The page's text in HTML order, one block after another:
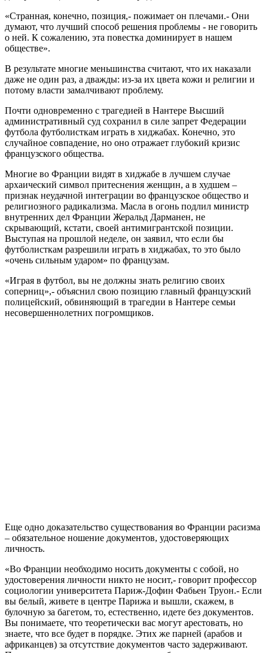
«Странная, конечно, позиция,- пожимает он плечами.- Они
думают, что лучший способ решения проблемы - не говорить
о ней. К сожалению, эта повестка доминирует в нашем
обществе».
В результате многие меньшинства считают, что их наказали
даже не один раз, а дважды: из-за их цвета кожи и религии и
потому власти замалчивают проблему.
Почти одновременно с трагедией в Нантере Высший
административный суд сохранил в силе запрет Федерации
футбола футболисткам играть в хиджабах. Конечно, это
случайное совпадение, но оно отражает глубокий кризис
французского общества.
Многие во Франции видят в хиджабе в лучшем случае
архаический символ притеснения женщин, а в худшем –
признак неудачной интеграции во французское общество и
религиозного радикализма. Масла в огонь подлил министр
внутренних дел Франции Жеральд Дарманен, не
скрывающий, кстати, своей антимигрантской позиции.
Выступая на прошлой неделе, он заявил, что если бы
футболисткам разрешили играть в хиджабах, то это было
«очень сильным ударом» по французам.
«Играя в футбол, вы не должны знать религию своих
соперниц»,- объяснил свою позицию главный французский
полицейский, обвиняющий в трагедии в Нантере семьи
несовершеннолетних погромщиков.
Еще одно доказательство существования во Франции расизма
– обязательное ношение документов, удостоверяющих
личность.
«Во Франции необходимо носить документы с собой, но
удостоверения личности никто не носит,- говорит профессор
социологии университета Париж-Дофин Фабьен Труон.- Если
вы белый, живете в центре Парижа и вышли, скажем, в
булочную за багетом, то, естественно, идете без документов.
Вы понимаете, что теоретически вас могут арестовать, но
знаете, что все будет в порядке. Этих же парней (арабов и
африканцев) за отсутствие документов часто задерживают.